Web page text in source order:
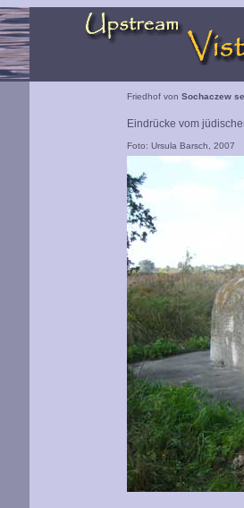
Friedhof von Sochaczew
Eindrücke vom
Foto: Ursula Barsch, 2007